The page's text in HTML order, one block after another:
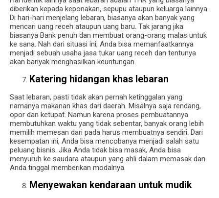
diberikan kepada keponakan, sepupu ataupun keluarga lainnya.
Di hari-hari menjelang lebaran, biasanya akan banyak yang
mencari uang receh ataupun uang baru. Tak jarang jika
biasanya Bank penuh dan membuat orang-orang malas untuk
ke sana. Nah dari situasi ini, Anda bisa memanfaatkannya
menjadi sebuah usaha jasa tukar uang receh dan tentunya
akan banyak menghasilkan keuntungan.
Katering hidangan khas lebaran
Saat lebaran, pasti tidak akan pernah ketinggalan yang
namanya makanan khas dari daerah. Misalnya saja rendang,
opor dan ketupat. Namun karena proses pembuatannya
membutuhkan waktu yang tidak sebentar, banyak orang lebih
memilih memesan dari pada harus membuatnya sendiri. Dari
kesempatan ini, Anda bisa mencobanya menjadi salah satu
peluang bisnis. Jika Anda tidak bisa masak, Anda bisa
menyuruh ke saudara ataupun yang ahli dalam memasak dan
Anda tinggal memberikan modalnya.
Menyewakan kendaraan untuk mudik